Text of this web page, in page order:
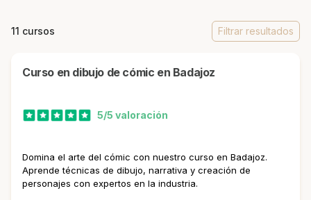
11 cursos Filtrar resultados
curso en dibujo de cómic en Badajoz
5/5 valoración
Domina el arte del cómic con nuestro curso en Badajoz.
Aprende técnicas de dibujo, narrativa y creación de
personajes con expertos en la industria.